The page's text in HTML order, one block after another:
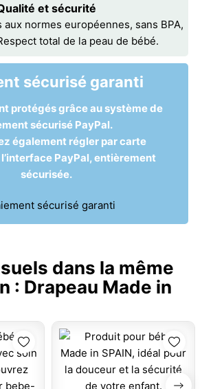
et sécurité
normes européennes, sans BPA,
total de la peau de bébé.
sécurisé garanti
protégés grâce au système de
sécurisé PayPal.
également régler par carte
PayPal, entièrement
sécurisée.
dans la même
: Drapeau Made in